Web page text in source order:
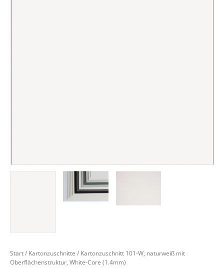
Start/ Kartonzuschnitte / Kartonzuschnitt 101-W, naturweiß mit
Oberflächenstruktur, White-Core (1.4mm)